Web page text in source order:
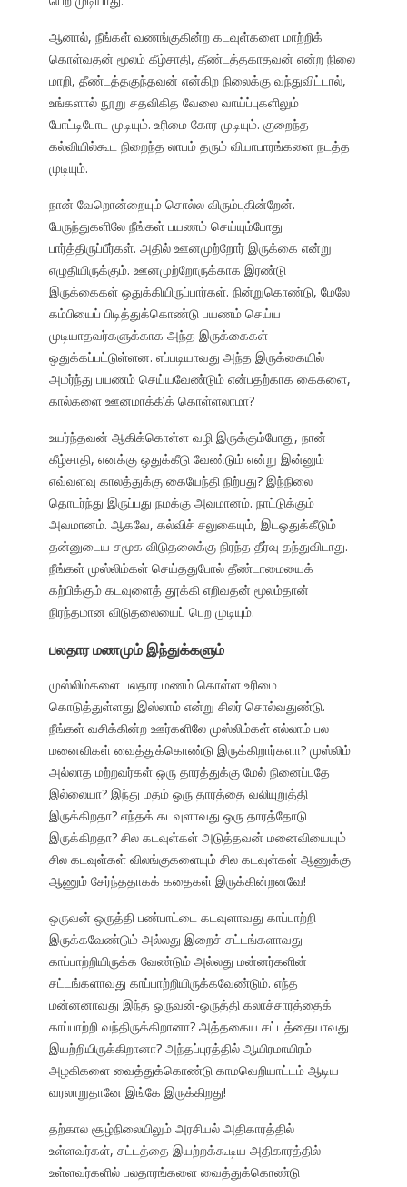
ஆனால், நீங்கள் வணங்குகின்ற கடவுள்களை மாற்றிக்
கொள்வதன் மூலம் கீழ்சாதி, தீண்டத்தகாதவன் என்ற நிலை
மாறி, தீண்டத்தகுந்தவன் என்கிற நிலைக்கு வந்துவிட்டால்,
உங்களால் நூறு சதவிகித வேலை வாய்ப்புகளிலும்
போட்டிபோட முடியும். உரிமை கோர முடியும். குறைந்த
கல்வியில்கூட நிறைந்த லாபம் தரும் வியாபாரங்களை நடத்த
முடியும்.
நான் வேறொன்றையும் சொல்ல விரும்புகின்றேன்.
பேருந்துகளிலே நீங்கள் பயணம் செய்யும்போது
பார்த்திருப்பீர்கள். அதில் ஊனமுற்றோர் இருக்கை என்று
எழுதியிருக்கும். ஊனமுற்றோருக்காக இரண்டு
இருக்கைகள் ஒதுக்கியிருப்பார்கள். நின்றுகொண்டு, மேலே
கம்பியைப் பிடித்துக்கொண்டு பயணம் செய்ய
முடியாதவர்களுக்காக அந்த இருக்கைகள்
ஒதுக்கப்பட்டுள்ளன. எப்படியாவது அந்த இருக்கையில்
அமர்ந்து பயணம் செய்யவேண்டும் என்பதற்காக கைகளை,
கால்களை ஊனமாக்கிக் கொள்ளலாமா?
உயர்ந்தவன் ஆகிக்கொள்ள வழி இருக்கும்போது, நான்
கீழ்சாதி, எனக்கு ஒதுக்கீடு வேண்டும் என்று இன்னும்
எவ்வளவு காலத்துக்கு கையேந்தி நிற்பது? இந்நிலை
தொடர்ந்து இருப்பது நமக்கு அவமானம். நாட்டுக்கும்
அவமானம். ஆகவே, கல்விச் சலுகையும், இடஒதுக்கீடும்
தன்னுடைய சமூக விடுதலைக்கு நிரந்த தீர்வு தந்துவிடாது.
நீங்கள் முஸ்லிம்கள் செய்ததுபோல் தீண்டாமையைக்
கற்பிக்கும் கடவுளைத் தூக்கி எறிவதன் மூலம்தான்
நிரந்தமான விடுதலையைப் பெற முடியும்.
பலதார மணமும் இந்துக்களும்
முஸ்லிம்களை பலதார மணம் கொள்ள உரிமை
கொடுத்துள்ளது இஸ்லாம் என்று சிலர் சொல்வதுண்டு.
நீங்கள் வசிக்கின்ற ஊர்களிலே முஸ்லிம்கள் எல்லாம் பல
மனைவிகள் வைத்துக்கொண்டு இருக்கிறார்களா? முஸ்லிம்
அல்லாத மற்றவர்கள் ஒரு தாரத்துக்கு மேல் நினைப்பதே
இல்லையா? இந்து மதம் ஒரு தாரத்தை வலியுறுத்தி
இருக்கிறதா? எந்தக் கடவுளாவது ஒரு தாரத்தோடு
இருக்கிறதா? சில கடவுள்கள் அடுத்தவன் மனைவியையும்
சில கடவுள்கள் விலங்குகளையும் சில கடவுள்கள் ஆணுக்கு
ஆணும் சேர்ந்ததாகக் கதைகள் இருக்கின்றனவே!
ஒருவன் ஒருத்தி பண்பாட்டை கடவுளாவது காப்பாற்றி
இருக்கவேண்டும் அல்லது இறைச் சட்டங்களாவது
காப்பாற்றியிருக்க வேண்டும் அல்லது மன்னர்களின்
சட்டங்களாவது காப்பாற்றியிருக்கவேண்டும். எந்த
மன்னனாவது இந்த ஒருவன்-ஒருத்தி கலாச்சாரத்தைக்
காப்பாற்றி வந்திருக்கிறானா? அத்தகைய சட்டத்தையாவது
இயற்றியிருக்கிறானா? அந்தப்புரத்தில் ஆயிரமாயிரம்
அழகிகளை வைத்துக்கொண்டு காமவெறியாட்டம் ஆடிய
வரலாறுதானே இங்கே இருக்கிறது!
தற்கால சூழ்நிலையிலும் அரசியல் அதிகாரத்தில்
உள்ளவர்கள், சட்டத்தை இயற்றக்கூடிய அதிகாரத்தில்
உள்ளவர்களில் பலதாரங்களை வைத்துக்கொண்டு